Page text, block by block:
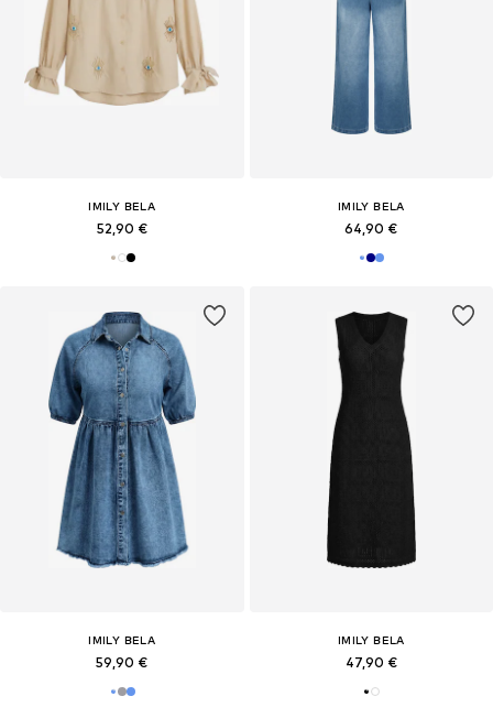
IMILY BELA
52,90 €
IMILY BELA
64,90 €
IMILY BELA
59,90 €
IMILY BELA
47,90 €